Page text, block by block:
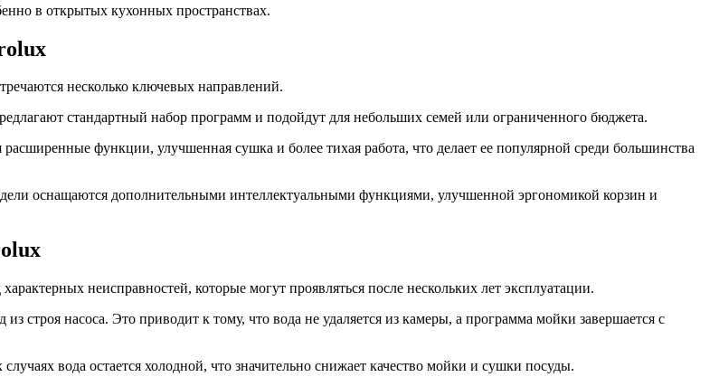
в открытых кухонных пространствах.
несколько ключевых направлений.
стандартный набор программ и подойдут для небольших семей или ограниченного бюджета.
расширенные функции, улучшенная сушка и более тихая работа, что делает ее популярной среди большинства
оснащаются дополнительными интеллектуальными функциями, улучшенной эргономикой корзин и
неисправностей, которые могут проявляться после нескольких лет эксплуатации.
строя насоса. Это приводит к тому, что вода не удаляется из камеры, а программа мойки завершается с
вода остается холодной, что значительно снижает качество мойки и сушки посуды.